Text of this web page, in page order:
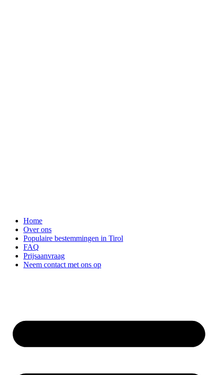
Home
Over ons
Populaire bestemmingen in Tirol
FAQ
Prijsaanvraag
Neem contact met ons op